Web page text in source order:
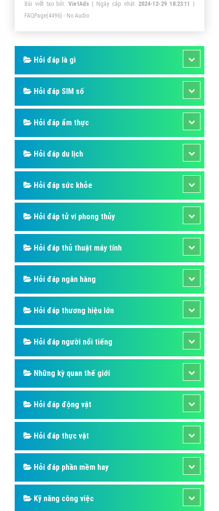
trồng hải sản, hay là việc nuôi cá.
Bài viết tạo bởi:VietAds | Ngày cập nhật: 2024-12-29 18:23:11
FAQPage(4496) - No Audio
Hỏi đáp là gì
Hỏi đáp SIM số
Hỏi đáp ẩm thực
Hỏi đáp du lịch
Hỏi đáp sức khỏe
Hỏi đáp tử vi phong thủy
Hỏi đáp thủ thuật máy tính
Hỏi đáp ngân hàng
Hỏi đáp thương hiệu lớn
Hỏi đáp người nổi tiếng
Những kỳ quan thế giới
Hỏi đáp động vật
Hỏi đáp thực vật
Hỏi đáp phần mềm hay
Kỹ năng công việc